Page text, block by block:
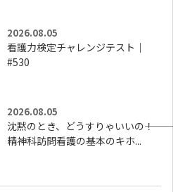
2026.08.05
看護力検定チャレンジテスト｜
#530
2026.08.05
沈黙のとき、どうすりゃいいの―――！
精神科訪問看護の基本のキホ...